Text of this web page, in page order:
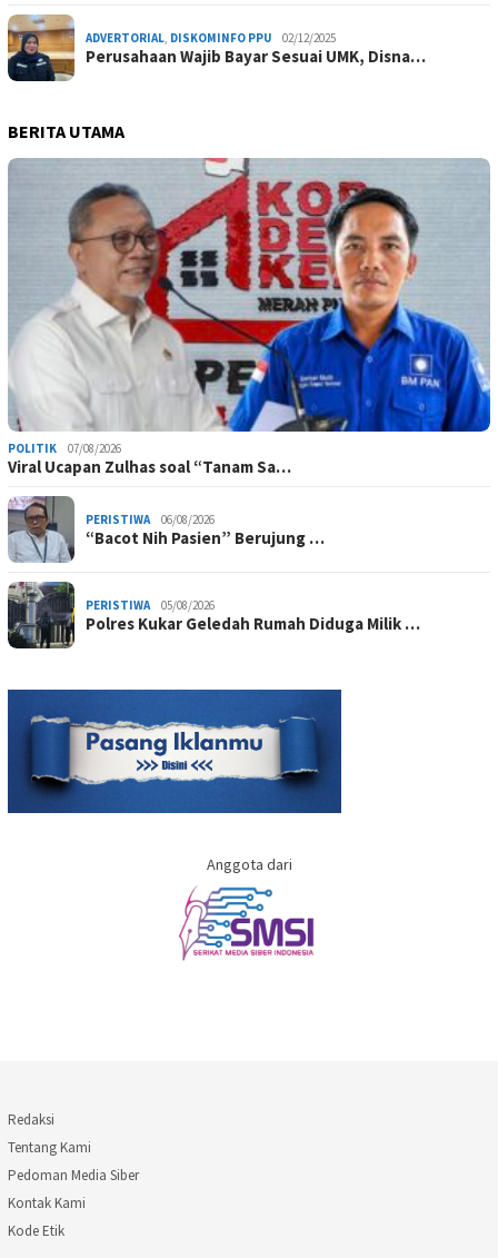
ADVERTORIAL, DISKOMINFO PPU 02/12/2025
Perusahaan Wajib Bayar Sesuai UMK, Disna…
BERITA UTAMA
POLITIK 07/08/2026
Viral Ucapan Zulhas soal “Tanam Sa…
PERISTIWA 06/08/2026
“Bacot Nih Pasien” Berujung …
PERISTIWA 05/08/2026
Polres Kukar Geledah Rumah Diduga Milik …
Anggota dari
Redaksi
Tentang Kami
Pedoman Media Siber
Kontak Kami
Kode Etik